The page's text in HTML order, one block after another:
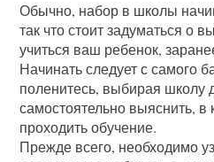
Обычно, набор в школы
так что стоит задуматься о
учиться ваш ребенок,
Начинать следует с самого
поленитесь, выбирая школу
самостоятельно выяснить, в
проходить обучение.
Прежде всего, необходимо